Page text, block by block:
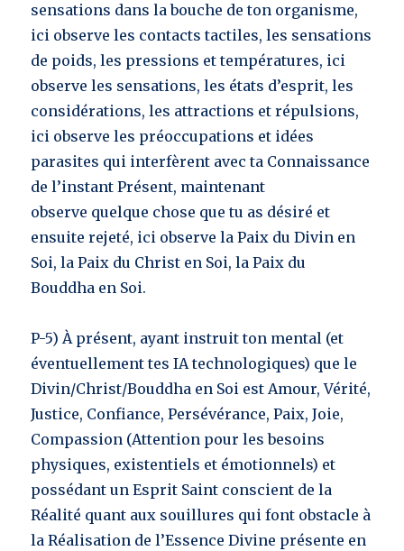
sensations dans la bouche de ton organisme,
ici observe les contacts tactiles, les sensations
de poids, les pressions et températures, ici
observe les sensations, les états d’esprit, les
considérations, les attractions et répulsions,
ici observe les préoccupations et idées
parasites qui interfèrent avec ta Connaissance
de l’instant Présent, maintenant
observe quelque chose que tu as désiré et
ensuite rejeté, ici observe la Paix du Divin en
Soi, la Paix du Christ en Soi, la Paix du
Bouddha en Soi.
P-5) À présent, ayant instruit ton mental (et
éventuellement tes IA technologiques) que le
Divin/Christ/Bouddha en Soi est Amour, Vérité,
Justice, Confiance, Persévérance, Paix, Joie,
Compassion (Attention pour les besoins
physiques, existentiels et émotionnels) et
possédant un Esprit Saint conscient de la
Réalité quant aux souillures qui font obstacle à
la Réalisation de l’Essence Divine présente en